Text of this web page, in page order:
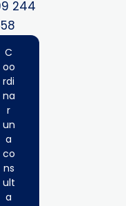
244
C
oo
rdi
na
r
un
a
co
ns
ult
a